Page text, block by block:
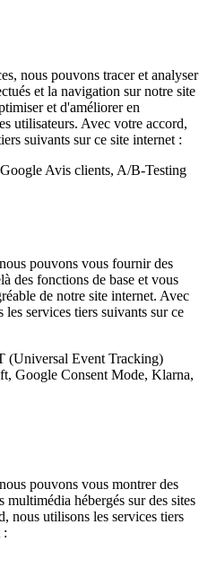
nous pouvons tracer et analyser
et la navigation sur notre site
et d'améliorer en
utilisateurs. Avec votre accord,
suivants sur ce site internet :
Avis clients, A/B-Testing
pouvons vous fournir des
des fonctions de base et vous
de notre site internet. Avec
services tiers suivants sur ce
(Universal Event Tracking)
Google Consent Mode, Klarna,
pouvons vous montrer des
multimédia hébergés sur des sites
nous utilisons les services tiers
: